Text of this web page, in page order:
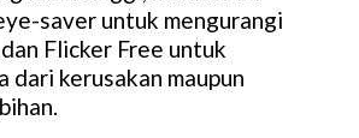
saver untuk mengurangi
Flicker Free untuk
dari kerusakan maupun